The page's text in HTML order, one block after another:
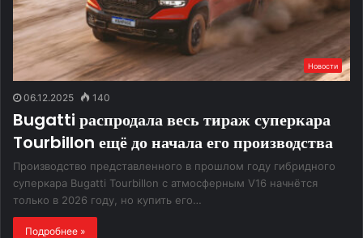
Новости
06.12.2025 140
Bugatti распродала весь тираж суперкара
Tourbillon ещё до начала его производства
Производство представленного в прошлом году гибридного
суперкара Bugatti Tourbillon с атмосферным V16 начнётся
только в 2026 году, но купить его…
Подробнее »